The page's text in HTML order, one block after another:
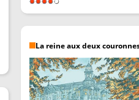
La reine aux deux